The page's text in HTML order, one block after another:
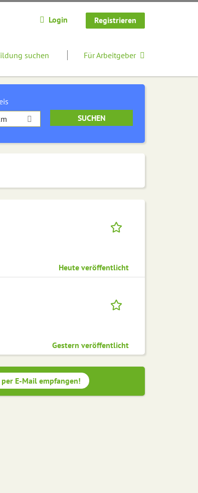
Login Registrieren
suchen Für Arbeitgeber
Heute veröffentlicht
Gestern veröffentlicht
per E-Mail empfangen!